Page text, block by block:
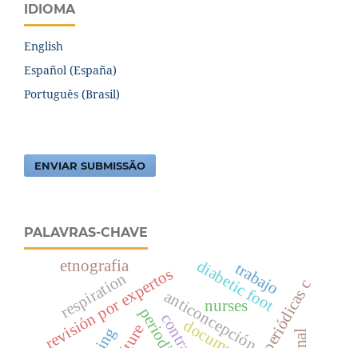
IDIOMA
English
Español (España)
Português (Brasil)
ENVIAR SUBMISSÃO
PALAVRAS-CHAVE
revisión por expertosanticoncepción
nurses
diabetic foot
respiration
etnografia trabajo